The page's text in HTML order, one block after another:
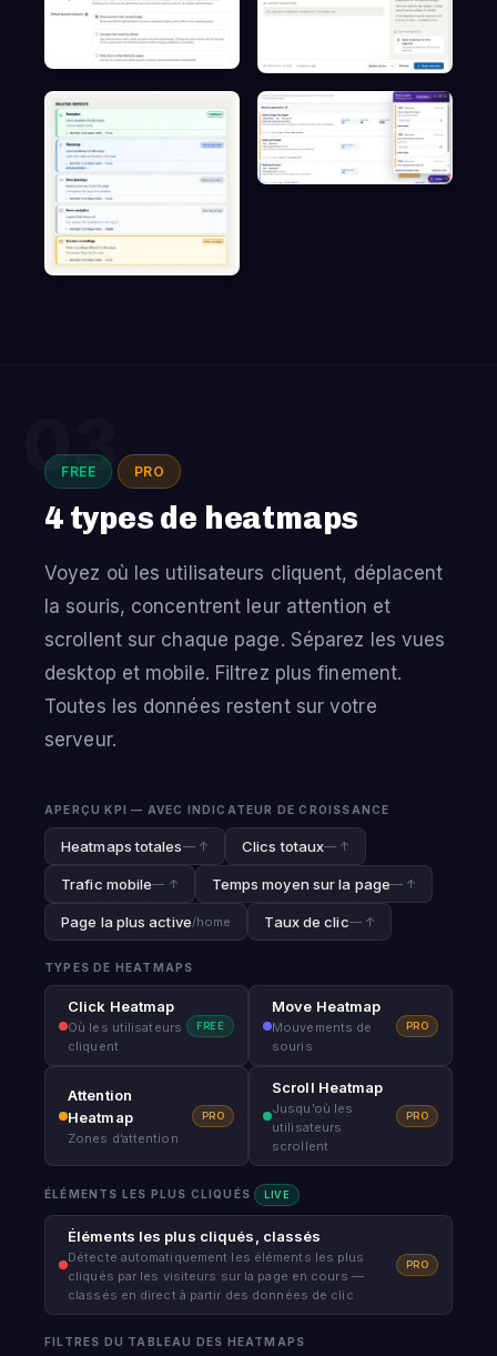
03
FREE PRO
4 types de heatmaps
Voyez où les utilisateurs cliquent, déplacent
la souris, concentrent leur attention et
scrollent sur chaque page. Séparez les vues
desktop et mobile. Filtrez plus finement.
Toutes les données restent sur votre
serveur.
APERÇU KPI — AVEC INDICATEUR DE CROISSANCE
Heatmaps totales— ↑ Clics totaux— ↑
Trafic mobile— ↑ Temps moyen sur la page— ↑
Page la plus active/home Taux de clic— ↑
TYPES DE HEATMAPS
Click Heatmap
Où les utilisateurs
cliquent
FREE
Move Heatmap
Mouvements de
souris
PRO
Attention
Heatmap
Zones d’attention
PRO
Scroll Heatmap
Jusqu’où les
utilisateurs
scrollent
PRO
ÉLÉMENTS LES PLUS CLIQUÉS LIVE
Éléments les plus cliqués, classés
Détecte automatiquement les éléments les plus
cliqués par les visiteurs sur la page en cours —
classés en direct à partir des données de clic
PRO
FILTRES DU TABLEAU DES HEATMAPS